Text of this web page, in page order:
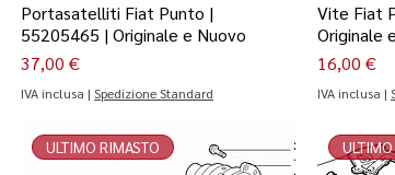
Portasatelliti Fiat Punto |
55205465 | Originale e Nuovo
Prezzo
37,00 €
IVA inclusa | Spedizione Standard
Vite Fiat
Originale
Prezzo
16,00 €
IVA inclusa |
ULTIMO RIMASTO